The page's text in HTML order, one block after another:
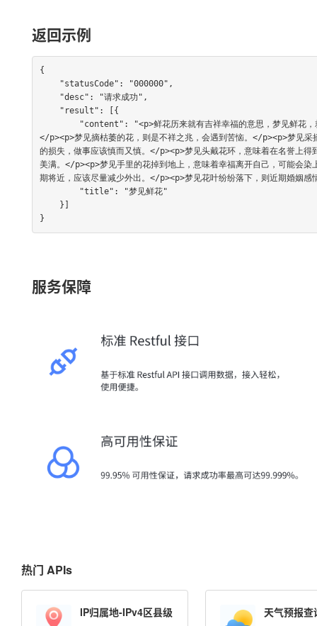
返回示例
{
</p><p>梦见摘枯萎的花，则是不祥之兆，会遇到苦恼。</p><p>梦见
的损失，做事应该慎而又慎。</p><p>梦见头戴花环，意味着在名誉上
美满。</p><p>梦见手里的花掉到地上，意味着幸福离开自己，可能会
期将近，应该尽量减少外出。</p><p>梦见花叶纷纷落下，则近期婚姻
}
服务保障
热门 APIs
IP归属地-IPv4区县级 天气预报查